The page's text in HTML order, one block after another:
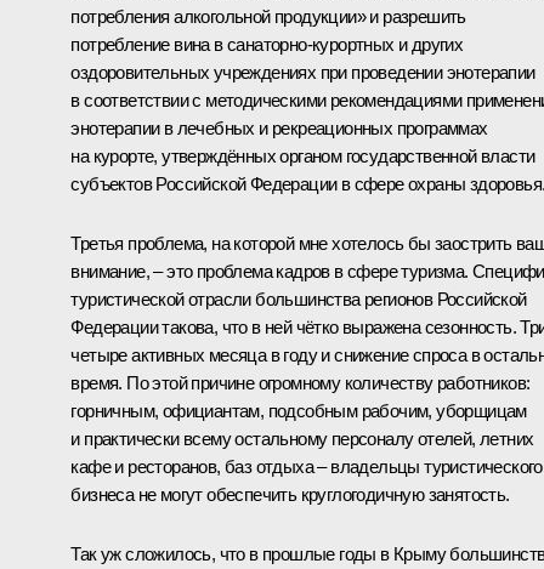
потребления алкогольной продукции» и разрешить
потребление вина в санаторно-курортных и других
оздоровительных учреждениях при проведении энотерапии
в соответствии с методическими рекомендациями
энотерапии в лечебных и рекреационных программах
на курорте, утверждённых органом государственной власти
субъектов Российской Федерации в сфере охраны
Третья проблема, на которой мне хотелось бы заострить
внимание, – это проблема кадров в сфере туризма.
туристической отрасли большинства регионов Российской
Федерации такова, что в ней чётко выражена сезонность.
четыре активных месяца в году и снижение спроса в
время. По этой причине огромному количеству работников:
горничным, официантам, подсобным рабочим, уборщицам
и практически всему остальному персоналу отелей, летних
кафе и ресторанов, баз отдыха – владельцы туристического
бизнеса не могут обеспечить круглогодичную занятость.
Так уж сложилось, что в прошлые годы в Крыму